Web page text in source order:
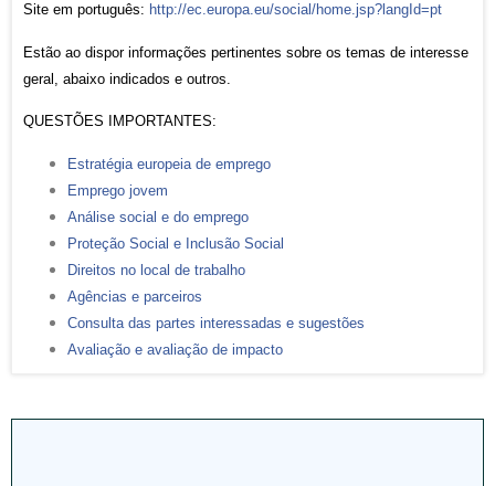
Site em português: http://ec.europa.eu/social/home.jsp?langId=pt
Estão ao dispor informações pertinentes sobre os temas de interesse
geral, abaixo indicados e outros.
QUESTÕES IMPORTANTES:
Estratégia europeia de emprego
Emprego jovem
Análise social e do emprego
Proteção Social e Inclusão Social
Direitos no local de trabalho
Agências e parceiros
Consulta das partes interessadas e sugestões
Avaliação e avaliação de impacto